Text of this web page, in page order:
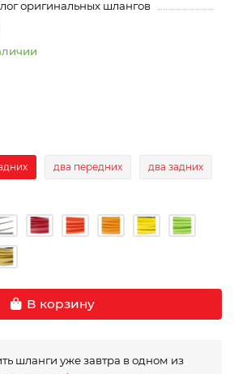
оригинальных шлангов
два передних два задних
В корзину
шланги уже завтра в одном из